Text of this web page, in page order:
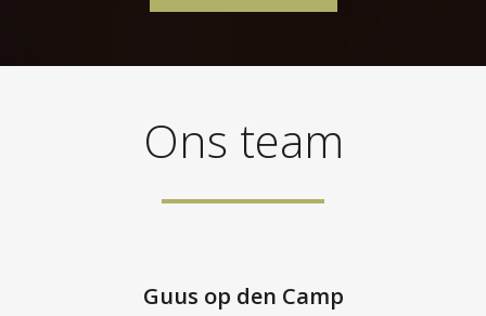
Ons team
Guus op den Camp